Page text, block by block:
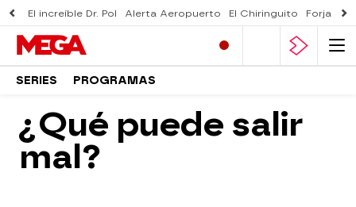
El increíble Dr. Pol Alerta Aeropuerto El Chiringuito Forjado
SERIES PROGRAMAS
¿Qué puede salir
mal?